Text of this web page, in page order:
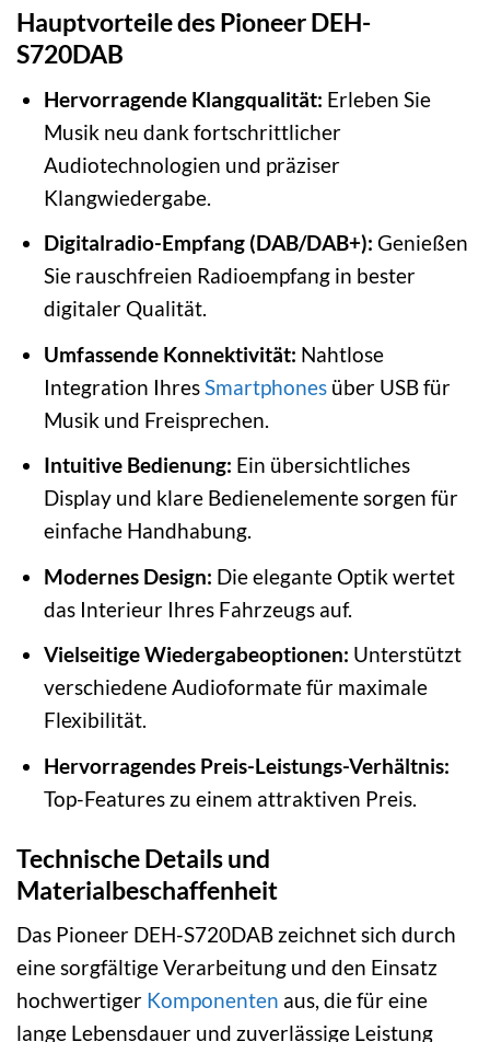
Hauptvorteile des Pioneer DEH-
S720DAB
Hervorragende Klangqualität: Erleben Sie
Musik neu dank fortschrittlicher
Audiotechnologien und präziser
Klangwiedergabe.
Digitalradio-Empfang (DAB/DAB+): Genießen
Sie rauschfreien Radioempfang in bester
digitaler Qualität.
Umfassende Konnektivität: Nahtlose
Integration IhresSmartphonesüber USB für
Musik und Freisprechen.
Intuitive Bedienung: Ein übersichtliches
Display und klare Bedienelemente sorgen für
einfache Handhabung.
Modernes Design: Die elegante Optik wertet
das Interieur Ihres Fahrzeugs auf.
Vielseitige Wiedergabeoptionen: Unterstützt
verschiedene Audioformate für maximale
Flexibilität.
Hervorragendes Preis-Leistungs-Verhältnis:
Top-Features zu einem attraktiven Preis.
Technische Details und
Materialbeschaffenheit
Das Pioneer DEH-S720DAB zeichnet sich durch
eine sorgfältige Verarbeitung und den Einsatz
hochwertiger Komponenten aus, die für eine
lange Lebensdauer und zuverlässige Leistung